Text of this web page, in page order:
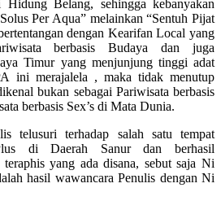
Belang, sehingga kebanyakan
Per Aqua” melainkan “Sentuh Pijat
dengan Kearifan Local yang
berbasis Budaya dan juga
Timur yang menjunjung tinggi adat
ini merajalela , maka tidak menutup
bukan sebagai Pariwisata berbasis
berbasis Sex’s di Mata Dunia.
telusuri terhadap salah satu tempat
di Daerah Sanur dan berhasil
yang ada disana, sebut saja Ni
hasil wawancara Penulis dengan Ni